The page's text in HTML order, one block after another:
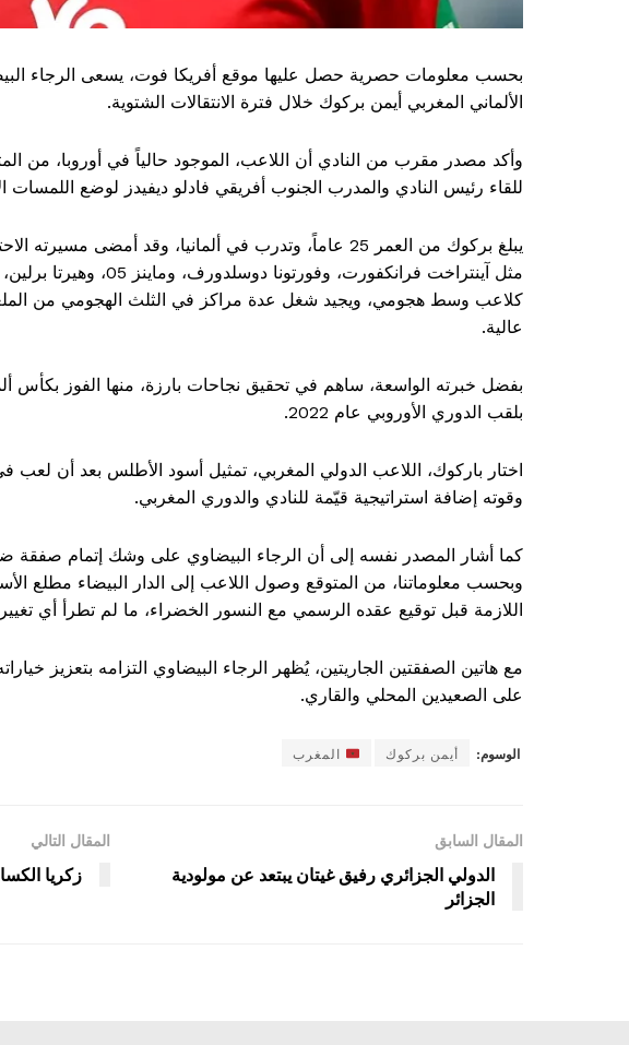
بحسب معلومات حصرية حصل عليها موقع أفريكا فوت، يسعى الرجاء
الألماني المغربي أيمن بركوك خلال فترة الانتقالات الشتوية.
وأكد مصدر مقرب من النادي أن اللاعب، الموجود حالياً في أوروبا، من
للقاء رئيس النادي والمدرب الجنوب أفريقي فادلو ديفيدز لوضع اللمسات
يبلغ بركوك من العمر 25 عاماً، وتدرب في ألمانيا، وقد أمضى
كلاعب وسط هجومي، ويجيد شغل عدة مراكز في الثلث الهجومي من
عالية.
بلقب الدوري الأوروبي عام 2022.
اختار باركوك، اللاعب الدولي المغربي، تمثيل أسود الأطلس بعد أن لعب
وقوته إضافة استراتيجية قيّمة للنادي والدوري المغربي.
كما أشار المصدر نفسه إلى أن الرجاء البيضاوي على وشك إتمام
وبحسب معلوماتنا، من المتوقع وصول اللاعب إلى الدار البيضاء مطلع
اللازمة قبل توقيع عقده الرسمي مع النسور الخضراء، ما لم تطرأ أي
مع هاتين الصفقتين الجاريتين، يُظهر الرجاء البيضاوي التزامه بتعزيز
على الصعيدين المحلي والقاري.
الوسوم: أيمن بركوك المغرب
المقال السابق
الدولي الجزائري رفيق غيتان يبتعد عن مولودية
الجزائر
المقال التالي
زكريا